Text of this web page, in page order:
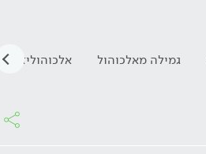
גמילה מאלכוהול אלכוהוליזם